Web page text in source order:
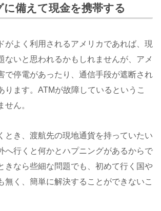
備えて現金を携帯する
がよく利用されるアメリカであれば、現
ないと思われるかもしれませんが、アメ
で停電があったり、通信手段が遮断され
ります。ATMが故障しているというこ
せん。
とき、渡航先の現地通貨を持っていたい
へ行くと何かとハプニングがあるからで
きなら些細な問題でも、初めて行く国や
無く、簡単に解決することができないこ